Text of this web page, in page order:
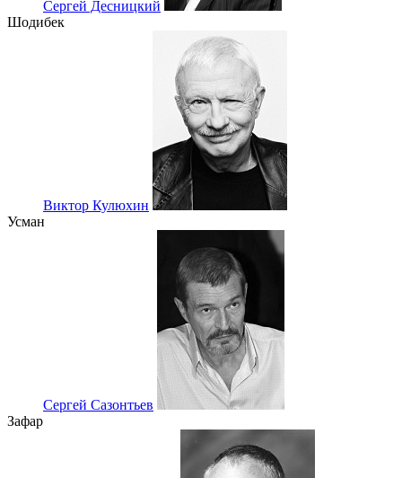
Сергей Десницкий
Шодибек
Виктор Кулюxин
Усман
Сергей Сазонтьев
Зафар